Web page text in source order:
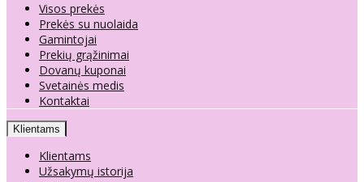
Visos prekės
Prekės su nuolaida
Gamintojai
Prekių grąžinimai
Dovanų kuponai
Svetainės medis
Kontaktai
Klientams
Klientams
Užsakymų istorija